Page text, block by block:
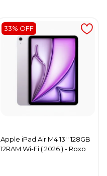
33% OFF
Apple iPad Air M4 13'' 128GB
12RAM Wi-Fi ( 2026 ) - Roxo